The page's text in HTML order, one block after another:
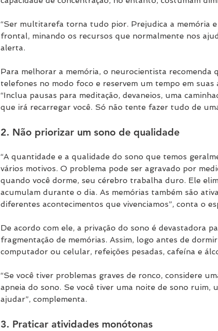
“Ser multitarefa torna tudo pior. Prejudica a memória
frontal, minando os recursos que normalmente nos
alerta.
Para melhorar a memória, o neurocientista recomenda
telefones no modo foco e reservem um tempo em suas
“Inclua pausas para meditação, devaneios, uma
que irá recarregar você. Só não tente fazer tudo de
2. Não priorizar um sono de qualidade
“A quantidade e a qualidade do sono que temos
vários motivos. O problema pode ser agravado por
quando você dorme, seu cérebro trabalha duro. Ele
acumulam durante o dia. As memórias também são
diferentes acontecimentos que vivenciamos”, conta o
De acordo com ele, a privação do sono é devastadora
fragmentação de memórias. Assim, logo antes de
computador ou celular, refeições pesadas, cafeína e
“Se você tiver problemas graves de ronco, considere
apneia do sono. Se você tiver uma noite de sono ruim,
ajudar”, complementa.
3. Praticar atividades monótonas